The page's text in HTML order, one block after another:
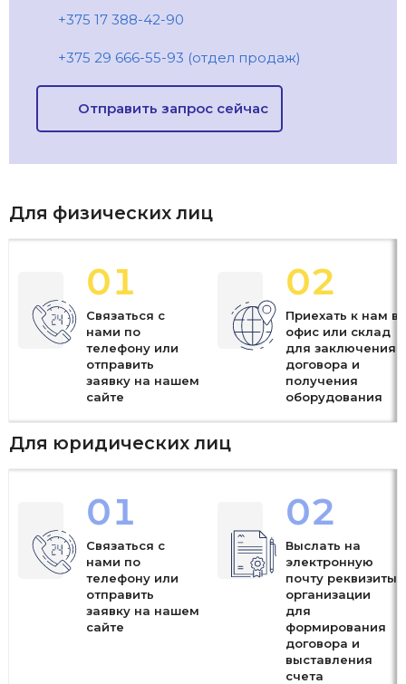
+375 17 388-42-90
+375 29 666-55-93 (отдел продаж)
Отправить запрос сейчас
Для физических лиц
01
Связаться с
нами по
телефону или
отправить
заявку на нашем
сайте
02
Приехать к нам в
офис или склад
для заключения
договора и
получения
оборудования
Для юридических лиц
01
Связаться с
нами по
телефону или
отправить
заявку на нашем
сайте
02
Выслать на
электронную
почту реквизиты
организации
для
формирования
договора и
выставления
счета